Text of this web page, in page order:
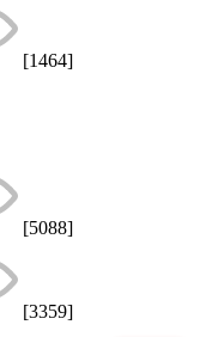
[1464]
[5088]
[3359]